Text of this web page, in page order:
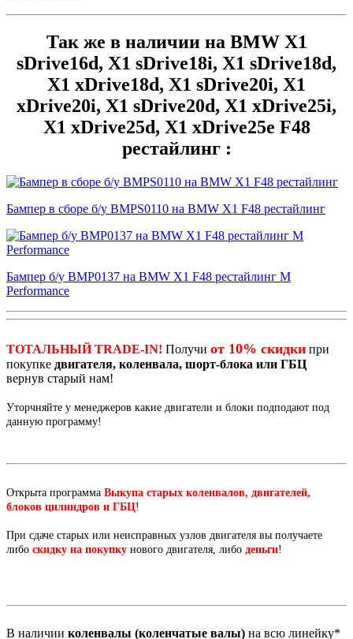
Так же в наличии на BMW X1
sDrive16d, X1 sDrive18i, X1 sDrive18d,
X1 xDrive18d, X1 sDrive20i, X1
xDrive20i, X1 sDrive20d, X1 xDrive25i,
X1 xDrive25d, X1 xDrive25e F48
рестайлинг :
Бампер в сборе б/у BMPS0110 на BMW X1 F48 рестайлинг
Бампер б/у BMP0137 на BMW X1 F48 рестайлинг M
Performance
ТОТАЛЬНЫЙ TRADE-IN! Получи от 10% скидки при
покупке двигателя, коленвала, шорт-блока или ГБЦ
вернув старый нам!
Уторчняйте у менеджеров какие двигатели и блоки подподают под
данную программу!
Открыта программа Выкупа старых коленвалов, двигателей,
блоков цилиндров и ГБЦ!
При сдаче старых или неисправных узлов двигателя вы получаете
либо скидку на покупку нового двигателя, либо деньги!
В наличии коленвалы (коленчатые валы) на всю линейку*